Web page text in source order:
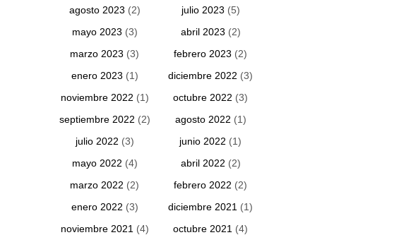
agosto 2023 (2) julio 2023 (5)
mayo 2023 (3) abril 2023 (2)
marzo 2023 (3) febrero 2023 (2)
enero 2023 (1) diciembre 2022 (3)
noviembre 2022 (1) octubre 2022 (3)
septiembre 2022 (2) agosto 2022 (1)
julio 2022 (3) junio 2022 (1)
mayo 2022 (4) abril 2022 (2)
marzo 2022 (2) febrero 2022 (2)
enero 2022 (3) diciembre 2021 (1)
noviembre 2021 (4) octubre 2021 (4)